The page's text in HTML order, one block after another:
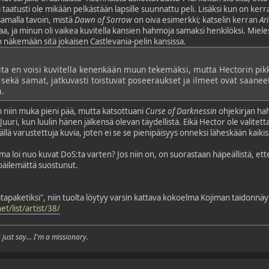
ole mikään pelkästään lapsille suunnattu peli. Lisäksi kun on
tavoin, mistä Dawn of Sorrowon oiva esimerkki; katselin kerran
ja minun oli vaikea kuvitella kansien hahmoja samaksi henkilöksi.
sitä jokaisen Castlevania-pelin kansissa.
en voisi kuvitella kenenkään muun tekemäksi, mutta Hectorin
samat, jatkuvasti toistuvat poseeraukset ja ilmeet ovat
muka pieni pää, mutta katsottuani Curse of Darknessin ohjekirjan
kun luulin hänen jälkensä olevan täydellistä. Eikä Hector ole
varustettuja kuvia, joten ei se se pienipäisyys onneksi läheskään
loi nuo kuvat DoS:ta varten? Jos niin on, on suorastaan häpeällistä,
suostunut.
niin tuolta löytyy varsin kattava kokoelma Kojiman
list/artist/38/
say... I'm a missionary.